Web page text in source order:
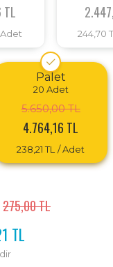
TL
244,70
Palet
20 Adet
5.650,00 TL
4.764,16 TL
238,21 TL / Adet
275,00 TL
TL